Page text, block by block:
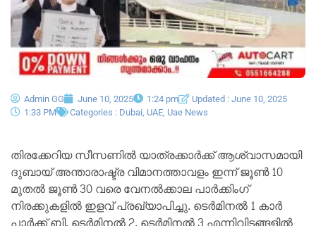
Admin GG June 10, 2025 1:24 pm
Updated : June 10, 2025
1:33 PM
Categories : Dubai UAE Uae News
തിരക്കേറിയ സീസണിൽ യാത്രക്കാർക്ക് ആശ്വാസമായി
ദുബായ് അന്താരാഷ്ട്ര വിമാനത്താവളം ഇന്ന് ജൂൺ 10
മുതൽ ജൂൺ 30 വരെ വേനൽക്കാല പാർക്കിംഗ്
നിരക്കുകളിൽ ഇളവ് പ്രഖ്യാപിച്ചു. ടെർമിനൽ 1 കാർ